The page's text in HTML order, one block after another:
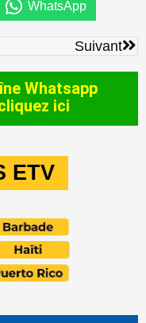
WhatsApp
Suivant
Whatsapp
ici
ETV